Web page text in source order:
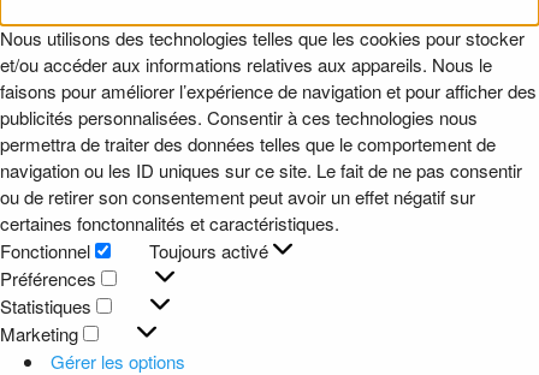
Nous utilisons des technologies telles que les cookies pour stocker
et/ou accéder aux informations relatives aux appareils. Nous le
faisons pour améliorer l’expérience de navigation et pour afficher des
publicités personnalisées. Consentir à ces technologies nous
permettra de traiter des données telles que le comportement de
navigation ou les ID uniques sur ce site. Le fait de ne pas consentir
ou de retirer son consentement peut avoir un effet négatif sur
certaines fonctonnalités et caractéristiques.
Fonctionnel
Fonctionnel
Toujours activé
Préférences
Préférences
Statistiques
Statistiques
Marketing
Marketing
Gérer les options